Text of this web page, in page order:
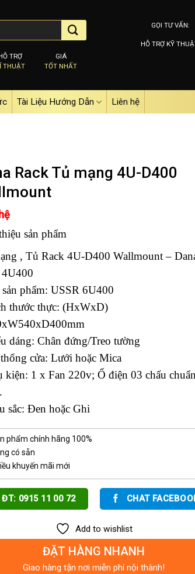
TRỢ
THUẬT
GIÁ
TỐT NHẤT
GỌI TƯ VẤN:
HỖ TRỢ KỸ
Tài Liệu Hướng Dẫn Liên hệ
Rack Tủ mạng 4U-D400
sản phẩm
, Tủ Rack 4U-D400 Wallmount –
phẩm: USSR 6U400
thước thực: (HxWxD)
dáng: Chân đứng/Treo tường
cửa: Lưới hoặc Mica
kiện: 1 x Fan 220v; Ổ điện 03 chấu
sắc: Đen hoặc Ghi
phẩm chính hãng 100%
có sẵn
khuyến mãi mới
ĐT: 0915 11 00 72 CHAT
Add to wishlist
ĐẶT HÀNG NHANH
Giao hàng tận nơi miễn phí nội thành!